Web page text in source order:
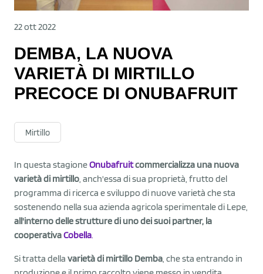
22 ott 2022
DEMBA, LA NUOVA
VARIETÀ DI MIRTILLO
PRECOCE DI ONUBAFRUIT
Mirtillo
In questa stagioneOnubafruitcommercializza una nuova
varietà di mirtillo , anch'essa di sua proprietà, frutto del
programma di ricerca e sviluppo di nuove varietà che sta
sostenendo nella sua azienda agricola sperimentale di Lepe,
all'interno delle strutture di uno dei suoi partner, la
cooperativaCobella.
Si tratta della varietà di mirtillo Demba , che sta entrando in